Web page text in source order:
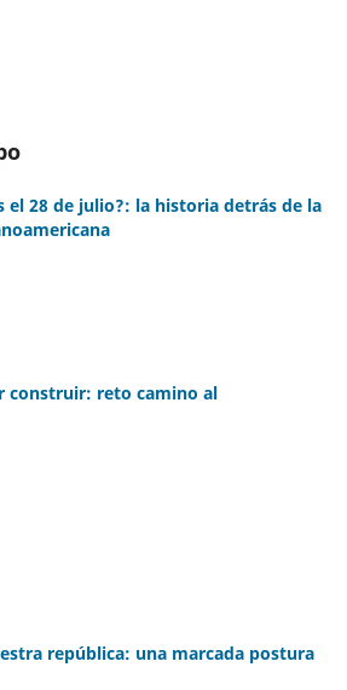
el 28 de julio?: la historia detrás de la
construir: reto camino al
república: una marcada postura